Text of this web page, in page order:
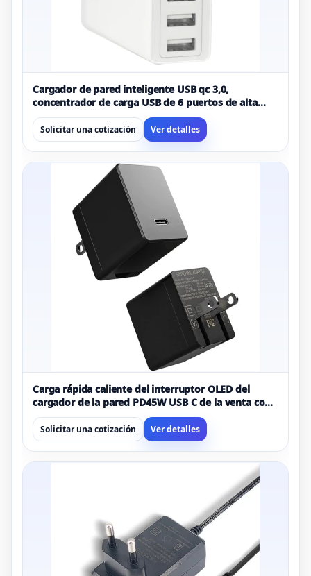
Cargador de pared inteligente USB qc 3,0,
concentrador de carga USB de 6 puertos de alta
velocidad de 60W, cargador de teléfono móvil para
tabletas, portátiles, Mp3/mp4
Solicitar una cotización Ver detalles
Carga rápida caliente del interruptor OLED del
cargador de la pared PD45W USB C de la venta con
inteligencia eficiente
Solicitar una cotización Ver detalles